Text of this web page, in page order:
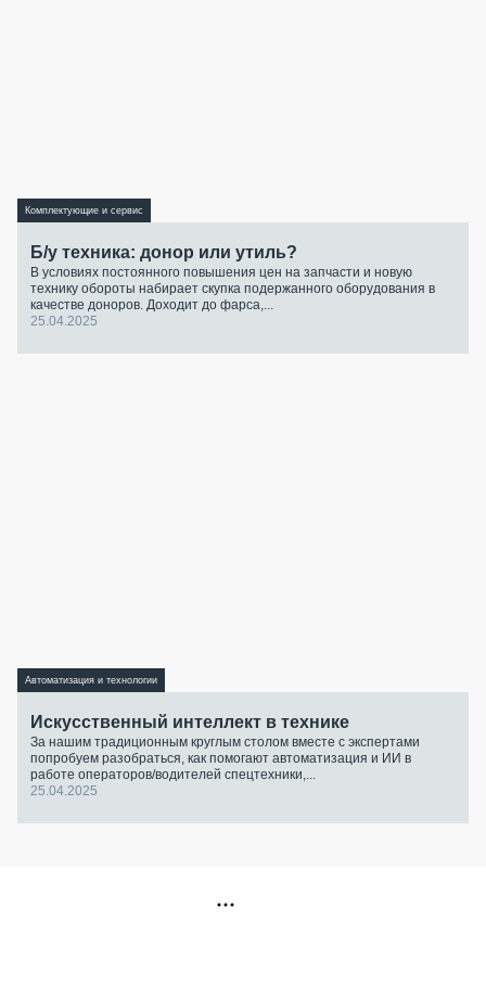
Комплектующие и сервис
Б/у техника: донор или утиль?
В условиях постоянного повышения цен на запчасти и новую
технику обороты набирает скупка подержанного оборудования в
качестве доноров. Доходит до фарса,...
25.04.2025
Автоматизация и технологии
Искусственный интеллект в технике
За нашим традиционным круглым столом вместе с экспертами
попробуем разобраться, как помогают автоматизация и ИИ в
работе операторов/водителей спецтехники,...
25.04.2025